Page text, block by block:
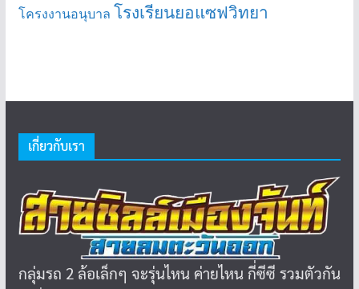
โครงงานอนุบาล โรงเรียนยอแซฟวิทยา
เกี่ยวกับเรา
กลุ่มรถ 2 ล้อเล็กๆ จะรุ่นไหน ค่ายไหน กี่ซีซี รวมตัวกัน